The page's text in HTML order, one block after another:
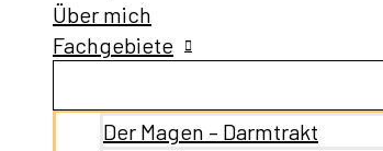
Über mich
Fachgebiete
Der Magen – Darmtrakt